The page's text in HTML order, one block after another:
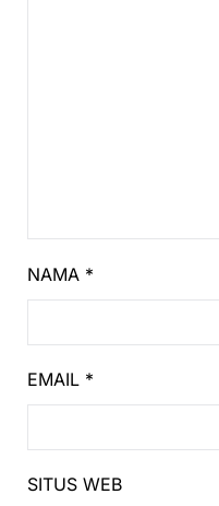
NAMA *
EMAIL *
SITUS WEB